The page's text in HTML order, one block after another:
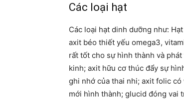
Các loại hạt
Các loại hạt dinh dưỡng như:
axit béo thiết yếu omega3,
rất tốt cho sự hình thành và
kinh; axit hữu cơ thúc đẩy sự
ghi nhớ của thai nhi; axit folic
mới hình thành; glucid đóng vai